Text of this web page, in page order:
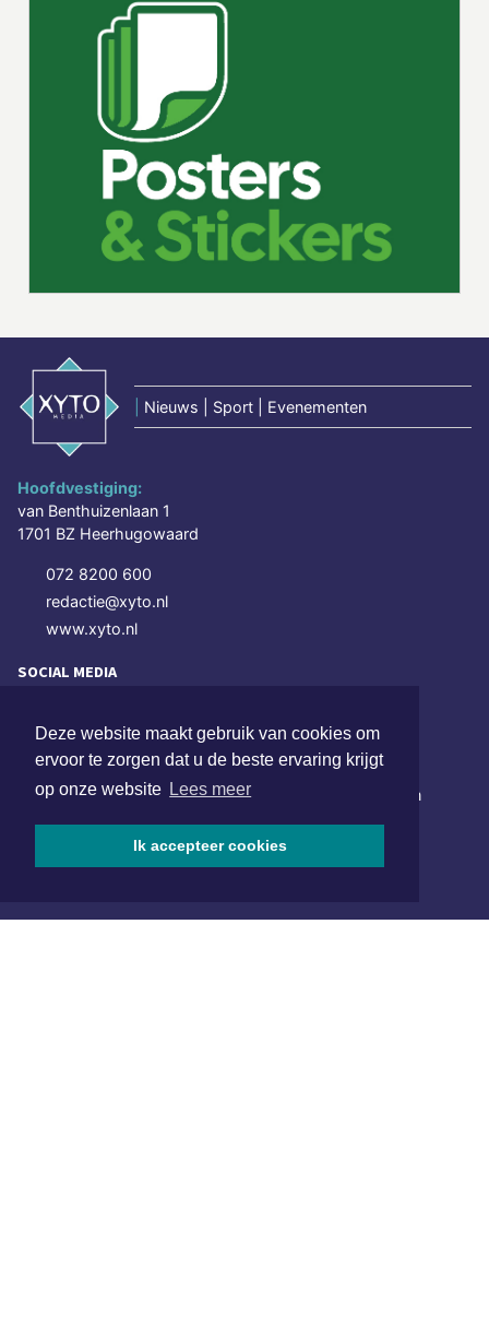
Deze website maakt gebruik van cookies om
ervoor te zorgen dat u de beste ervaring krijgt
op onze website Lees meer
Ik accepteer cookies
Nieuws | Sport | Evenementen
Hoofdvestiging:
van Benthuizenlaan 1
1701 BZ Heerhugowaard
072 8200 600
redactie@xyto.nl
www.xyto.nl
SOCIAL MEDIA
NIEUWSBRIEF AANMELDEN
Schrijf je in voor onze nieuwsbrief en krijg wekelijks een
Aanmelden